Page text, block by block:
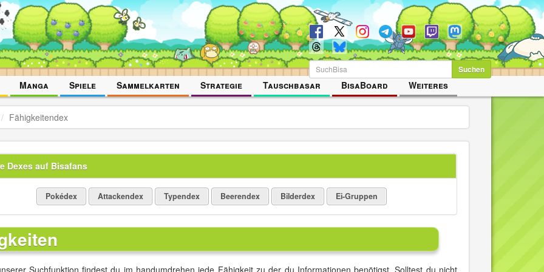
Manga Spiele Sammelkarten Strategie Tauschbasar BisaBoard Weiteres
Suchen
Fähigkeitendex
Dexes auf Bisafans
Pokédex Attackendex Typendex Beerendex Bilderdex Ei-Gruppen
Suchfunktion findest du im handumdrehen jede Fähigkeit zu der du Informationen benötigst. Solltest du nicht